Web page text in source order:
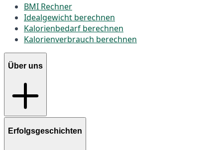
BMI Rechner
Idealgewicht berechnen
Kalorienbedarf berechnen
Kalorienverbrauch berechnen
Über uns
Erfolgsgeschichten